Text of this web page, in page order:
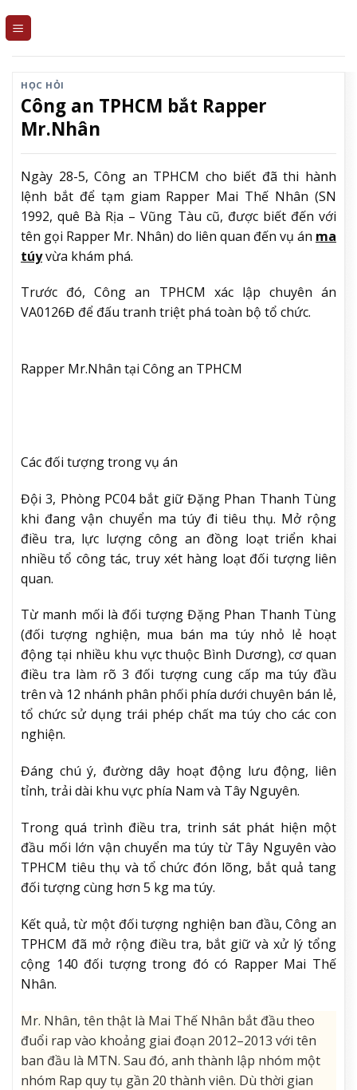
HỌC HỎI
Công an TPHCM bắt Rapper
Mr.Nhân
Ngày 28-5, Công an TPHCM cho biết đã thi hành
lệnh bắt để tạm giam Rapper Mai Thế Nhân (SN
1992, quê Bà Rịa – Vũng Tàu cũ, được biết đến với
tên gọi Rapper Mr. Nhân) do liên quan đến vụ án ma
túyvừa khám phá.
Trước đó, Công an TPHCM xác lập chuyên án
VA0126Đ để đấu tranh triệt phá toàn bộ tổ chức.
Rapper Mr.Nhân tại Công an TPHCM
Các đối tượng trong vụ án
Đội 3, Phòng PC04 bắt giữ Đặng Phan Thanh Tùng
khi đang vận chuyển ma túy đi tiêu thụ. Mở rộng
điều tra, lực lượng công an đồng loạt triển khai
nhiều tổ công tác, truy xét hàng loạt đối tượng liên
quan.
Từ manh mối là đối tượng Đặng Phan Thanh Tùng
(đối tượng nghiện, mua bán ma túy nhỏ lẻ hoạt
động tại nhiều khu vực thuộc Bình Dương), cơ quan
điều tra làm rõ 3 đối tượng cung cấp ma túy đầu
trên và 12 nhánh phân phối phía dưới chuyên bán lẻ,
tổ chức sử dụng trái phép chất ma túy cho các con
nghiện.
Đáng chú ý, đường dây hoạt động lưu động, liên
tỉnh, trải dài khu vực phía Nam và Tây Nguyên.
Trong quá trình điều tra, trinh sát phát hiện một
đầu mối lớn vận chuyển ma túy từ Tây Nguyên vào
TPHCM tiêu thụ và tổ chức đón lõng, bắt quả tang
đối tượng cùng hơn 5 kg ma túy.
Kết quả, từ một đối tượng nghiện ban đầu, Công an
TPHCM đã mở rộng điều tra, bắt giữ và xử lý tổng
cộng 140 đối tượng trong đó có Rapper Mai Thế
Nhân.
Mr. Nhân, tên thật là Mai Thế Nhân bắt đầu theo
đuổi rap vào khoảng giai đoạn 2012–2013 với tên
ban đầu là MTN. Sau đó, anh thành lập nhóm một
nhóm Rap quy tụ gần 20 thành viên. Dù thời gian